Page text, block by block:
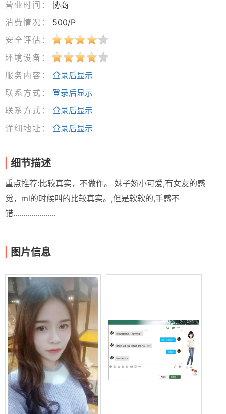
营业时间：
协商
消费情况：
500/P
安全评估：
环境设备：
服务内容：
登录后显示
联系方式：
登录后显示
联系方式：
登录后显示
详细地址：
登录后显示
细节描述
重点推荐:比较真实，不做作。 妹子娇小可爱,有女友的感
觉，ml的时候叫的比较真实。,但是软软的,手感不
错.....................
图片信息